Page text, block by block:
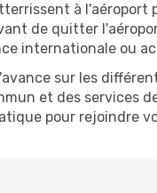
à l'aéroport
de quitter
internationale ou
sur les
et des services
pour rejoindre